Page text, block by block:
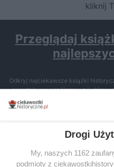
kliknij
Przeglądaj
Odkryj najciekawsze książki
powstała we współpracy z
tytułów najwyżej
Drogi
My, naszych 1162
podmioty z